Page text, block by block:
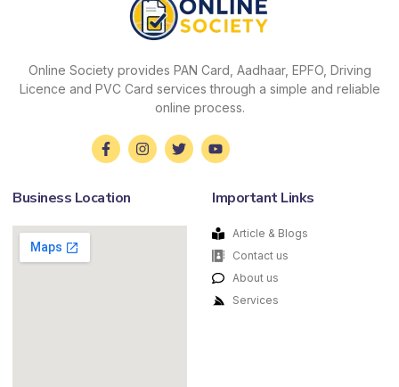
Online Society provides PAN Card, Aadhaar, EPFO, Driving
Licence and PVC Card services through a simple and reliable
online process.
Business Location Important Links
Article & Blogs
Contact us
About us
Services